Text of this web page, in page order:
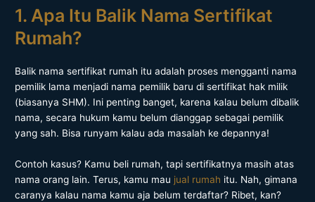
1. Apa Itu Balik Nama Sertifikat
Rumah?
Balik nama sertifikat rumah itu adalah proses mengganti nama
pemilik lama menjadi nama pemilik baru di sertifikat hak milik
(biasanya SHM). Ini penting banget, karena kalau belum dibalik
nama, secara hukum kamu belum dianggap sebagai pemilik
yang sah. Bisa runyam kalau ada masalah ke depannya!
Contoh kasus? Kamu beli rumah, tapi sertifikatnya masih atas
nama orang lain. Terus, kamu mau jual rumah itu. Nah, gimana
caranya kalau nama kamu aja belum terdaftar? Ribet, kan?